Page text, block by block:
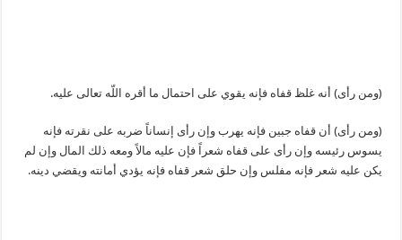
(ومن رأى) أنه غلظ قفاه فإنه يقوي على احتمال ما أقره اللّه تعالى عليه.
(ومن رأى) أن قفاه جبين فإنه يهرب وإن رأى إنساناً ضربه على نقرته فإنه
يسوس رئيسه وإن رأى على قفاه شعراً فإن عليه مالاً ومعه ذلك المال وإن لم
يكن عليه شعر فإنه مفلس وإن حلق شعر قفاه فإنه يؤدي أمانته ويقضي دينه.